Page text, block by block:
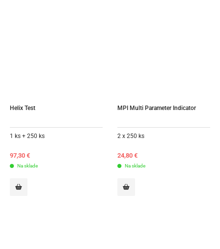
Helix Test
1 ks + 250 ks
97,30 €
Na sklade
MPI Multi Parameter Indicator
2 x 250 ks
24,80 €
Na sklade